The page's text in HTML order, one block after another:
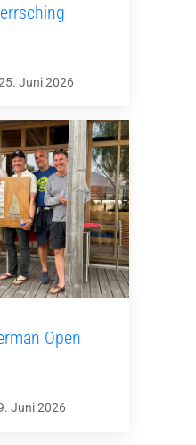
Juni 2026
Open
Juni 2026